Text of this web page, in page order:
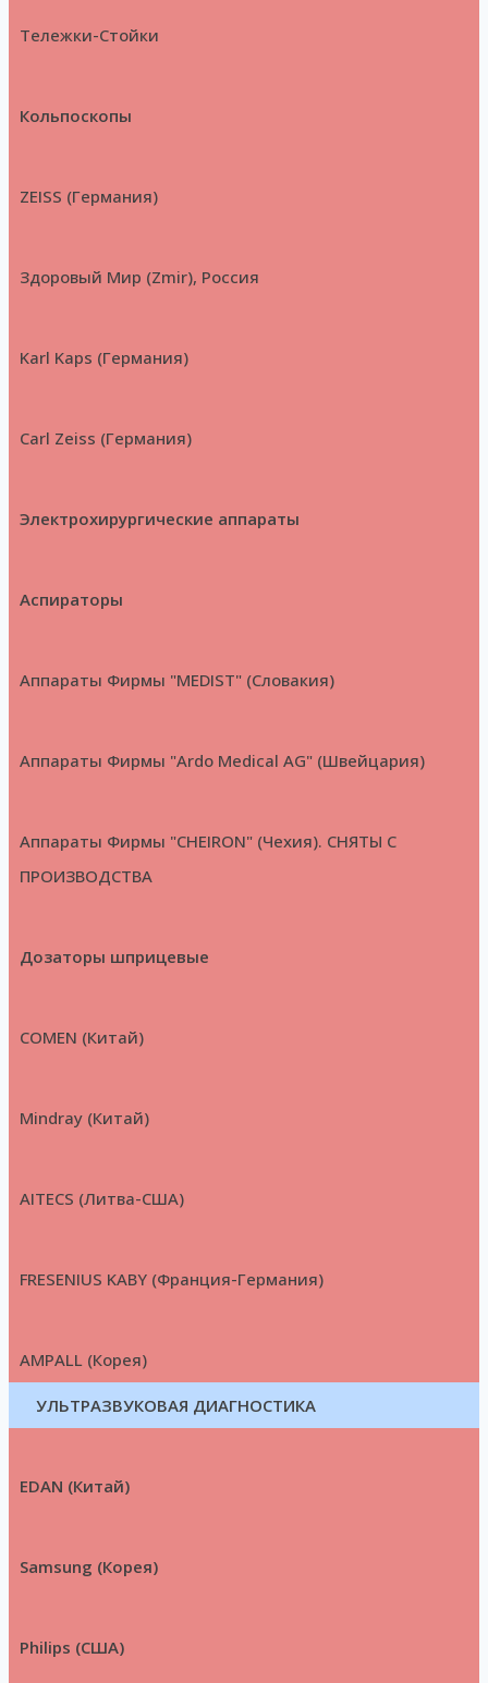
Тележки-Стойки
Кольпоскопы
ZEISS (Германия)
Здоровый Мир (Zmir), Россия
Karl Kaps (Германия)
Carl Zeiss (Германия)
Электрохирургические аппараты
Аспираторы
Аппараты Фирмы "MEDIST" (Словакия)
Аппараты Фирмы "Ardo Medical AG" (Швейцария)
Аппараты Фирмы "CHEIRON" (Чехия). СНЯТЫ С
ПРОИЗВОДСТВА
Дозаторы шприцевые
COMEN (Китай)
Mindray (Китай)
AITECS (Литва-США)
FRESENIUS KABY (Франция-Германия)
AMPALL (Корея)
УЛЬТРАЗВУКОВАЯ ДИАГНОСТИКА
EDAN (Китай)
Samsung (Корея)
Philips (США)